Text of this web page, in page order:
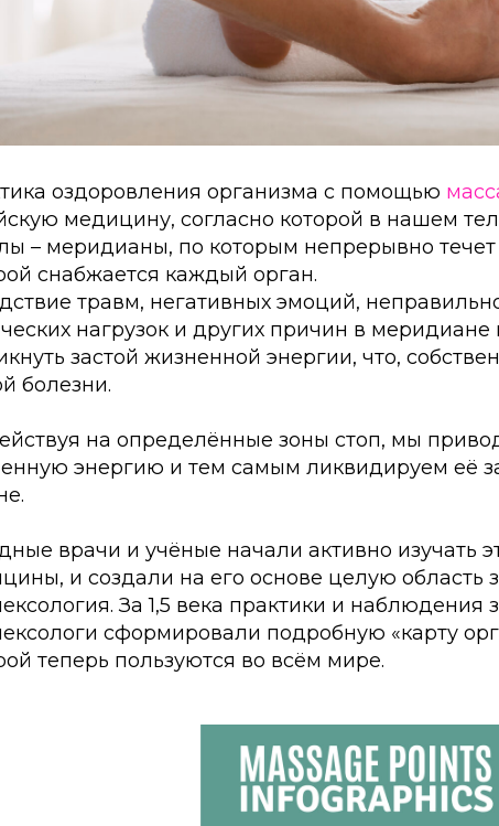
оздоровления организма с помощью
медицину, согласно которой в нашем
– меридианы, по которым непрерывно
снабжается каждый орган.
травм, негативных эмоций,
нагрузок и других причин в
застой жизненной энергии, что,
болезни.
на определённые зоны стоп, мы
энергию и тем самым ликвидируем её
врачи и учёные начали активно изучать
и создали на его основе целую область
За 1,5 века практики и наблюдения
сформировали подробную «карту
теперь пользуются во всём мире.